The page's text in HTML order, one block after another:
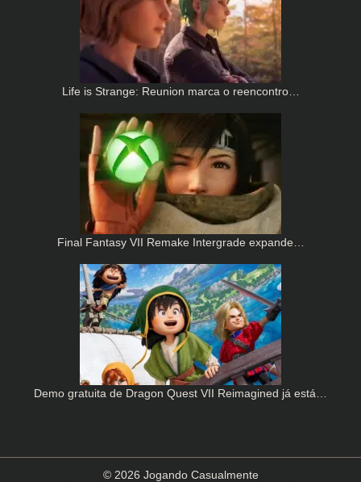
Life is Strange: Reunion marca o reencontro…
Final Fantasy VII Remake Intergrade expande…
Demo gratuita de Dragon Quest VII Reimagined já está…
© 2026 Jogando Casualmente